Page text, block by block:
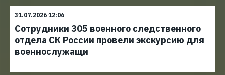
31.07.2026 12:06
Сотрудники 305 военного следственного
отдела СК России провели экскурсию для
военнослужащи